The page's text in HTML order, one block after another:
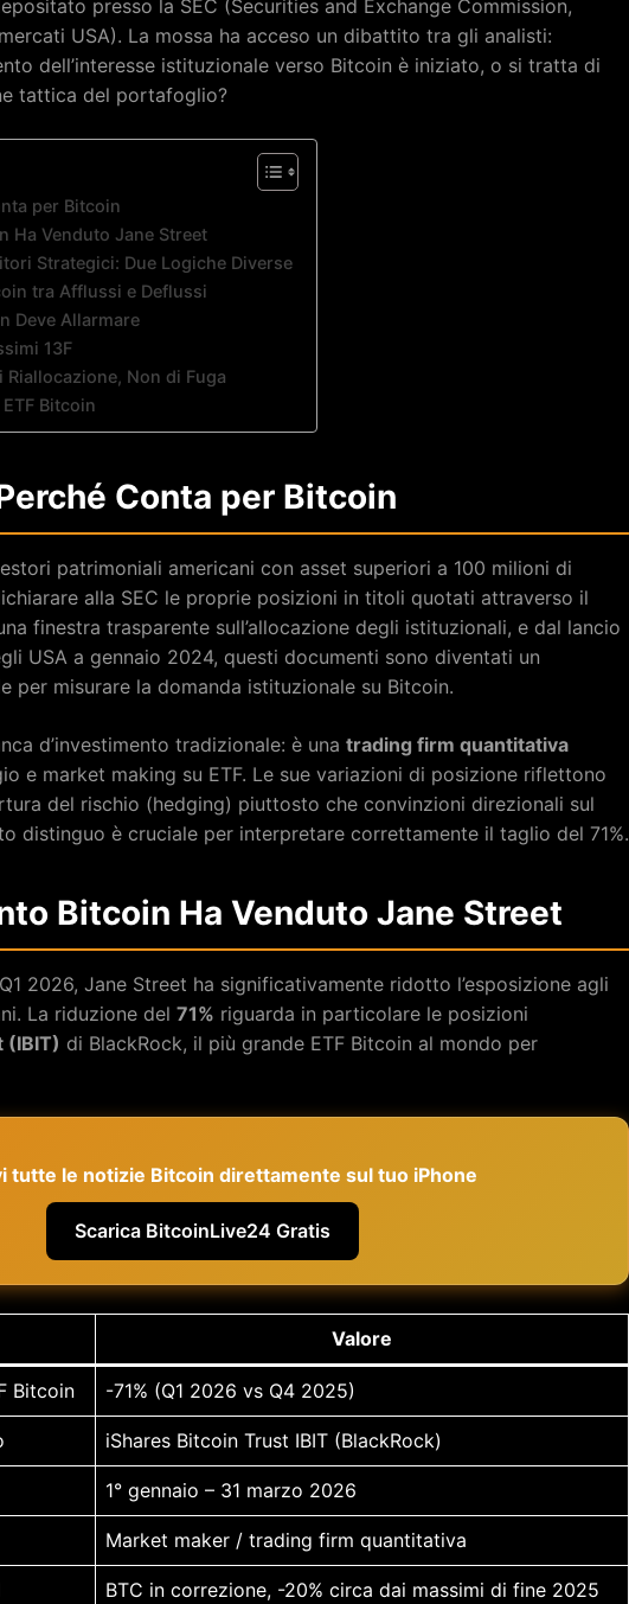
presso la SEC (Securities and Exchange Commission,
USA). La mossa ha acceso un dibattito tra gli analisti:
dell’interesse istituzionale verso Bitcoin è iniziato, o si tratta di
tattica del portafoglio?
per Bitcoin
Ha Venduto Jane Street
Strategici: Due Logiche Diverse
tra Afflussi e Deflussi
Deve Allarmare
13F
Non di Fuga
Bitcoin
Conta per Bitcoin
patrimoniali americani con asset superiori a 100 milioni di
alla SEC le proprie posizioni in titoli quotati attraverso il
finestra trasparente sull’allocazione degli istituzionali, e dal lancio
USA a gennaio 2024, questi documenti sono diventati un
per misurare la domanda istituzionale su Bitcoin.
d’investimento tradizionale: è una trading firm quantitativa
e market making su ETF. Le sue variazioni di posizione riflettono
del rischio (hedging) piuttosto che convinzioni direzionali sul
distinguo è cruciale per interpretare correttamente il taglio del 71%.
Bitcoin Ha Venduto Jane Street
2026, Jane Street ha significativamente ridotto l’esposizione agli
La riduzione del 71% riguarda in particolare le posizioni
(IBIT) di BlackRock, il più grande ETF Bitcoin al mondo per
tutte le notizie Bitcoin direttamente sul tuo iPhone
Scarica BitcoinLive24 Gratis
Valore
Bitcoin -71% (Q1 2026 vs Q4 2025)
iShares Bitcoin Trust IBIT (BlackRock)
1° gennaio – 31 marzo 2026
Market maker / trading firm quantitativa
BTC in correzione, -20% circa dai massimi di fine 2025